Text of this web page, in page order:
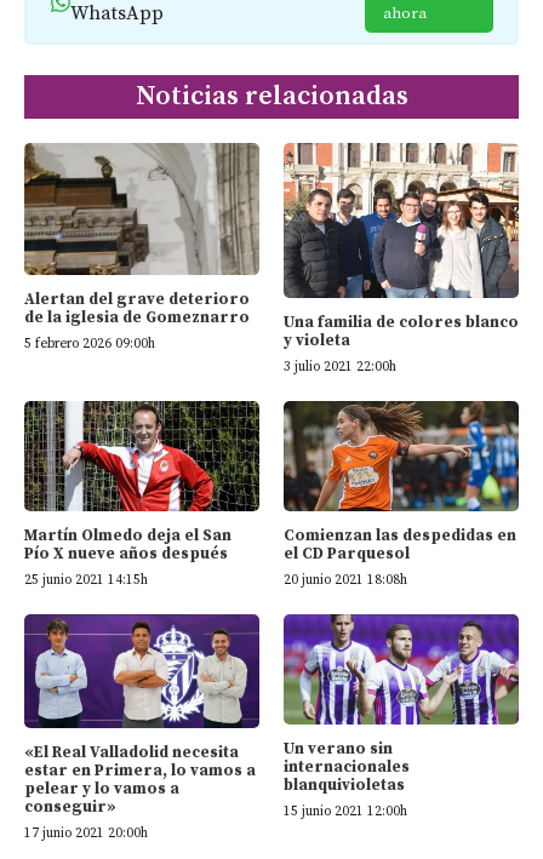
WhatsApp
ahora
Noticias relacionadas
Alertan del grave deterioro
de la iglesia de Gomeznarro
5 febrero 2026 09:00h
Una familia de colores blanco
y violeta
3 julio 2021 22:00h
Martín Olmedo deja el San
Pío X nueve años después
25 junio 2021 14:15h
Comienzan las despedidas en
el CD Parquesol
20 junio 2021 18:08h
«El Real Valladolid necesita
estar en Primera, lo vamos a
pelear y lo vamos a
conseguir»
17 junio 2021 20:00h
Un verano sin
internacionales
blanquivioletas
15 junio 2021 12:00h